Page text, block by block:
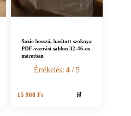
Suzie hosszú, hasított szoknya
PDF-varrási sablon 32-46-os
méretben
Értékelés:4 / 5
15 980 Ft 🛒